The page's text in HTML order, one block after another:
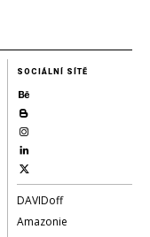
SOCIÁLNÍ SÍTĚ
DAVIDoff
Amazonie